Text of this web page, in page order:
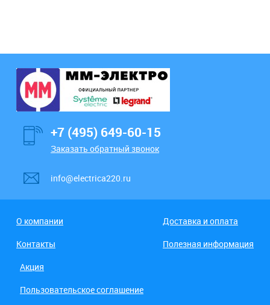
+7 (495) 649-60-15
Заказать обратный звонок
info@electrica220.ru
О компании
Доставка и оплата
Контакты
Полезная информация
Акция
Пользовательское соглашение